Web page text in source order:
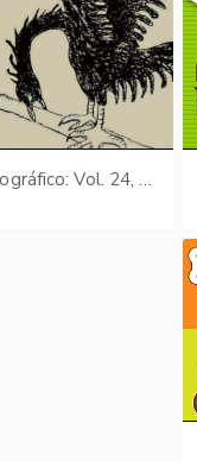
Boletín Cultural y Bibliográfico: Vol. 24, núm. 11 (1987)